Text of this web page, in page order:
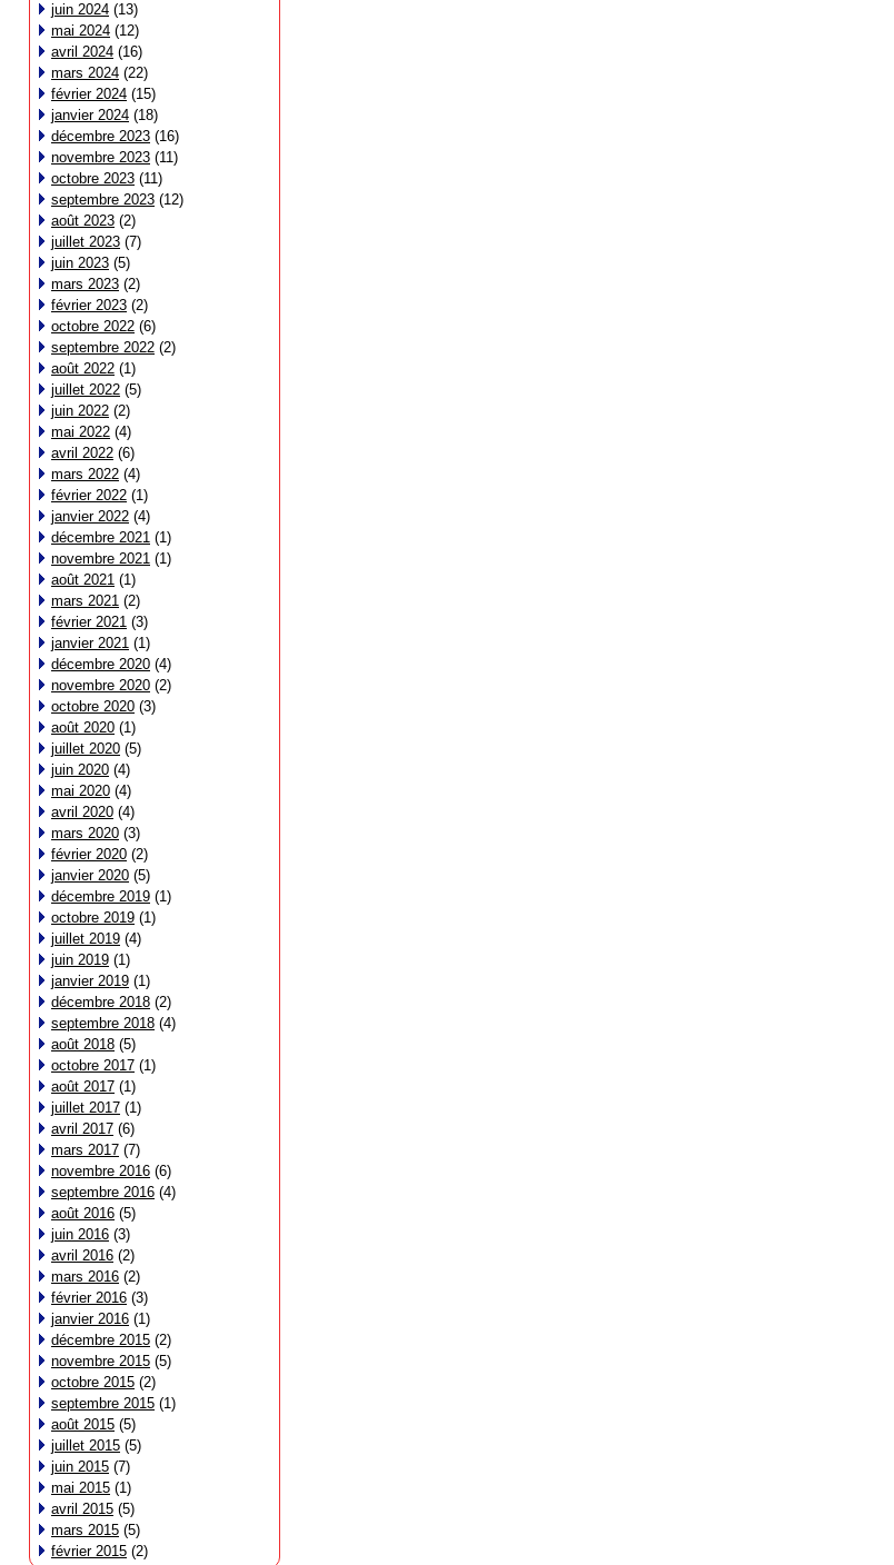
juin 2024 (13)
mai 2024 (12)
avril 2024 (16)
mars 2024 (22)
février 2024 (15)
janvier 2024 (18)
décembre 2023 (16)
novembre 2023 (11)
octobre 2023 (11)
septembre 2023 (12)
août 2023 (2)
juillet 2023 (7)
juin 2023 (5)
mars 2023 (2)
février 2023 (2)
octobre 2022 (6)
septembre 2022 (2)
août 2022 (1)
juillet 2022 (5)
juin 2022 (2)
mai 2022 (4)
avril 2022 (6)
mars 2022 (4)
février 2022 (1)
janvier 2022 (4)
décembre 2021 (1)
novembre 2021 (1)
août 2021 (1)
mars 2021 (2)
février 2021 (3)
janvier 2021 (1)
décembre 2020 (4)
novembre 2020 (2)
octobre 2020 (3)
août 2020 (1)
juillet 2020 (5)
juin 2020 (4)
mai 2020 (4)
avril 2020 (4)
mars 2020 (3)
février 2020 (2)
janvier 2020 (5)
décembre 2019 (1)
octobre 2019 (1)
juillet 2019 (4)
juin 2019 (1)
janvier 2019 (1)
décembre 2018 (2)
septembre 2018 (4)
août 2018 (5)
octobre 2017 (1)
août 2017 (1)
juillet 2017 (1)
avril 2017 (6)
mars 2017 (7)
novembre 2016 (6)
septembre 2016 (4)
août 2016 (5)
juin 2016 (3)
avril 2016 (2)
mars 2016 (2)
février 2016 (3)
janvier 2016 (1)
décembre 2015 (2)
novembre 2015 (5)
octobre 2015 (2)
septembre 2015 (1)
août 2015 (5)
juillet 2015 (5)
juin 2015 (7)
mai 2015 (1)
avril 2015 (5)
mars 2015 (5)
février 2015 (2)